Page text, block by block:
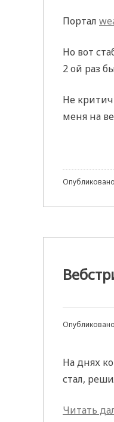
Портал
Но вот
2 ой раз
Не
меня на
Опубликовано
На днях
стал,
Читать